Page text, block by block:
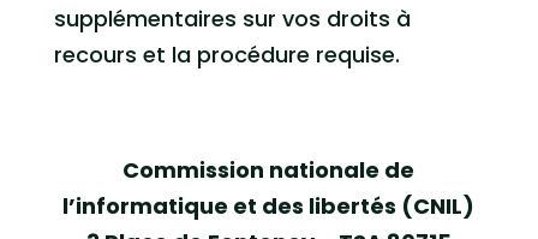
supplémentaires sur vos droits à
recours et la procédure requise.
Commission nationale de
l’informatique et des libertés (CNIL)